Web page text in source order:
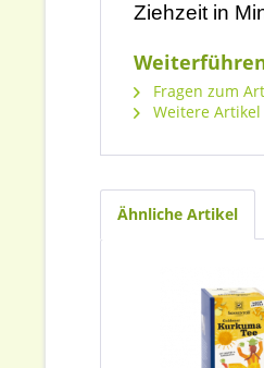
Ziehzeit in
Fragen zum
Weitere Artikel
Ähnliche Artikel